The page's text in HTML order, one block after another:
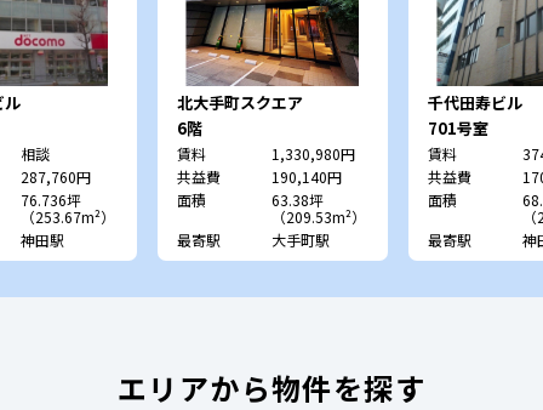
ル
相談
287,760円
76.736坪
（253.67m²）
神田駅
北大手町スクエア
6階
賃料
1,330,980円
共益費
190,140円
面積
63.38坪
（209.53m²）
最寄駅
大手町駅
千代田寿ビル
701号室
賃料
共益費
面積
最寄駅
神
エリアから物件を探す